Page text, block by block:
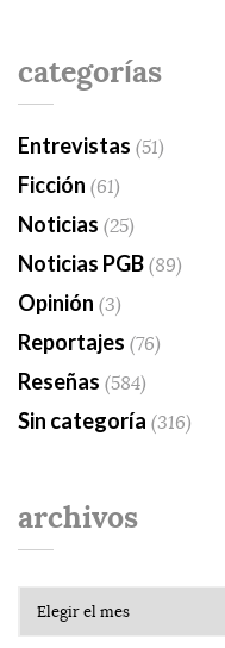
categorías
Entrevistas (51)
Ficción (61)
Noticias (25)
Noticias PGB(89)
Opinión (3)
Reportajes (76)
Reseñas (584)
Sin categoría (316)
archivos